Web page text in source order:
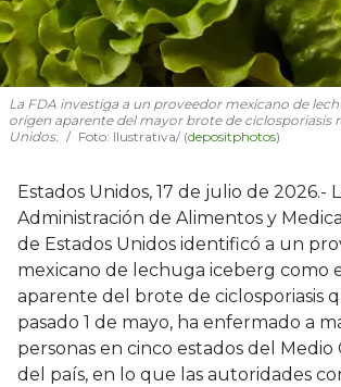
La FDA investiga a un proveedor mexicano de
origen aparente del mayor brote de ciclosporiasis
Unidos.
Foto: Ilustrativa/ (depositphotos)
Estados Unidos, 17 de julio de 2026.-
Administración de Alimentos y
de Estados Unidos identificó a un
mexicano de lechuga iceberg como
aparente del brote de ciclosporiasis
pasado 1 de mayo, ha enfermado a
personas en cinco estados del Medio
del país, en lo que las autoridades